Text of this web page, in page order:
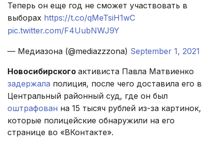
Теперь он еще год не сможет участвовать в
выборах https://t.co/qMeTsiH1wC
pic.twitter.com/F4UubNWJ9Y
— Медиазона (@mediazzzona) September 1, 2021
Новосибирского активиста Павла Матвиенко
задержала полиция, после чего доставила его в
Центральный районный суд, где он был
оштрафован на 15 тысяч рублей из-за картинок,
которые полицейские обнаружили на его
странице во «ВКонтакте».